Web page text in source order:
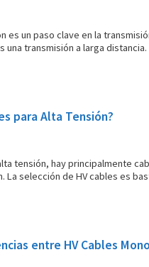
es un paso clave en la
transmisión a larga distancia.
para Alta Tensión?
tensión, hay principalmente
La selección de HV cables es
entre HV Cables